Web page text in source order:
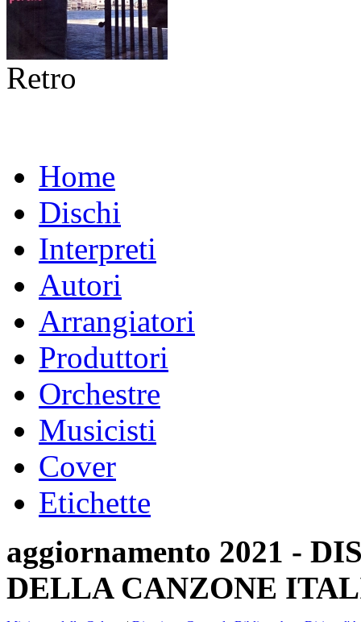
Retro
Home
Dischi
Interpreti
Autori
Arrangiatori
Produttori
Orchestre
Musicisti
Cover
Etichette
aggiornamento 2021 -
DELLA CANZONE